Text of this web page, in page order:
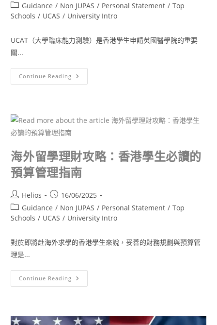
Guidance / Non JUPAS / Personal Statement / Top
Schools / UCAS / University Intro
UCAT（大學臨床能力測驗）是香港學生申請英國醫學院的重要
關...
Continue Reading
海外留學理財攻略：香港學生必讀的
預算管理指南
Helios
16/06/2025
Guidance / Non JUPAS / Personal Statement / Top
Schools / UCAS / University Intro
對於即將赴海外求學的香港學生來說，妥善的財務規劃與預算管
理是...
Continue Reading